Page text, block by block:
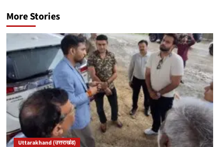
More Stories
Uttarakhand (उत्तराखंड)